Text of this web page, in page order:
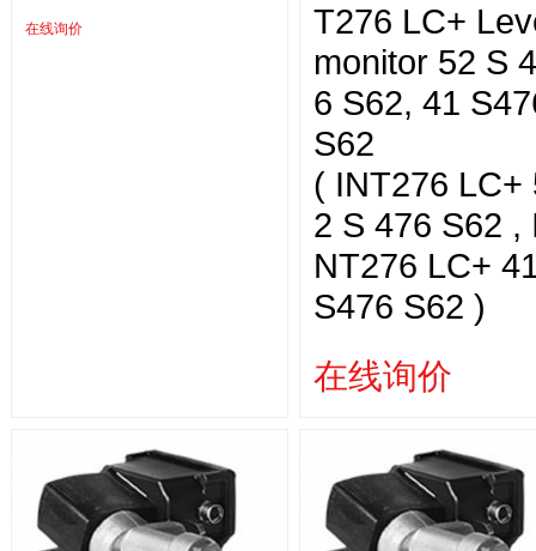
在线询价
T276 LC+
monitor 52 S
6 S62, 41
S62
( INT276 LC+
2 S 476 S62 ,
NT276 LC+
S476 S62 )
在线询价